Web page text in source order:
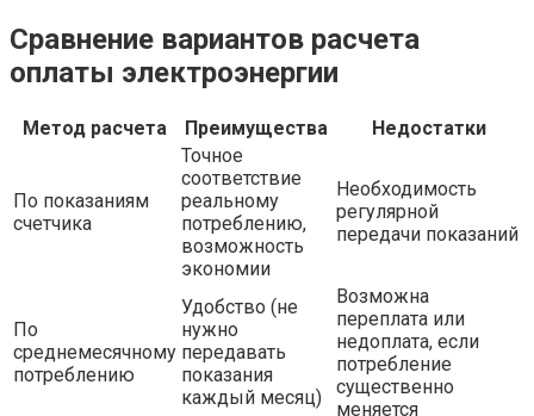
Сравнение вариантов расчета
оплаты электроэнергии
Метод расчета Преимущества Недостатки
По показаниям
счетчика
Точное
соответствие
реальному
потреблению,
возможность
экономии
Необходимость
регулярной
передачи показаний
По
среднемесячному
потреблению
Удобство (не
нужно
передавать
показания
каждый месяц)
Возможна
переплата или
недоплата, если
потребление
существенно
меняется